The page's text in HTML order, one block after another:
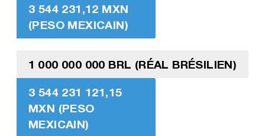
3 544 231,12 MXN
(PESO MEXICAIN)
1 000 000 000 BRL (RÉAL BRÉSILIEN)
3 544 231 121,15
MXN (PESO
MEXICAIN)